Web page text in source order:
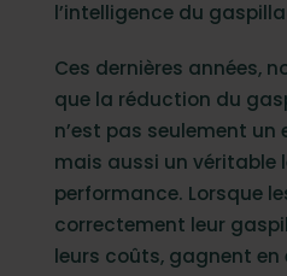
l’intelligence du
Ces dernières années,
que la réduction du
n’est pas seulement un
mais aussi un véritable
performance. Lorsque
correctement leur
leurs coûts, gagnent